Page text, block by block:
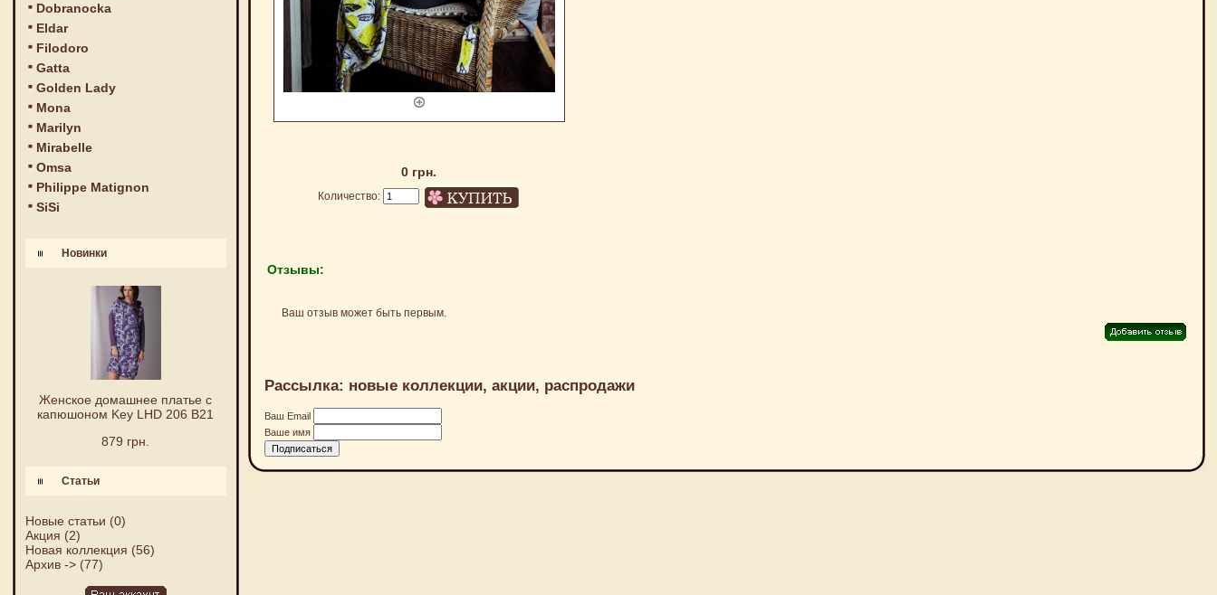
Dobranocka
Eldar
Filodoro
Gatta
Golden Lady
Mona
Marilyn
Mirabelle
Omsa
Philippe Matignon
SiSi
Новинки
Женское домашнее платье с
капюшоном Key LHD 206 B21
879 грн.
Статьи
Новые статьи (0)
Акция (2)
Новая коллекция (56)
Архив ->(77)
0 грн.
Количество:
Отзывы:
Ваш отзыв может быть первым.
Рассылка: новые коллекции, акции, распродажи
Ваш Email
Ваше имя